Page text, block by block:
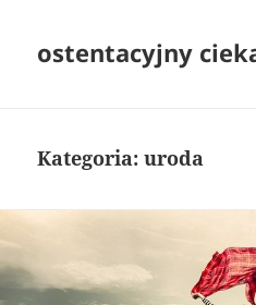
ostentacyjny
Kategoria:uroda